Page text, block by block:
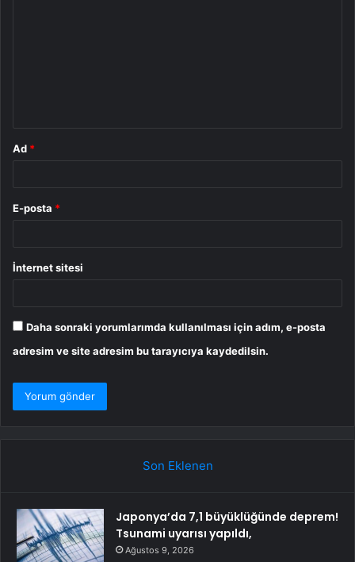
Ad *
E-posta *
İnternet sitesi
Daha sonraki yorumlarımda kullanılması için adım, e-posta
adresim ve site adresim bu tarayıcıya kaydedilsin.
Son Eklenen
Japonya’da 7,1 büyüklüğünde deprem!
Tsunami uyarısı yapıldı,
Ağustos 9, 2026